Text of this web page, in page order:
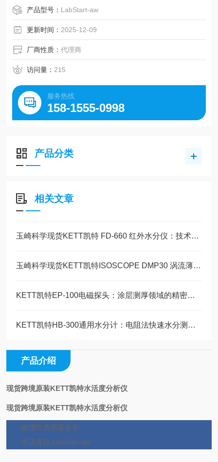
产品型号： LabStart-aw
更新时间： 2025-12-09
厂商性质：代理商
访问量： 215
服务热线
158-1555-0998
产品分类
相关文章
玉崎科学现货KETT凯特 FD-660 红外水分仪：技术文献与综合应用指南
玉崎科学现货KETT凯特ISOSCOPE DMP30 涡流薄膜厚度计产品介绍
KETT凯特EP-100电磁探头：涂层测厚领域的精密感知核心
KETT凯特HB-300通用水分计：电阻法快速水分测定的全能选手
产品介绍
现货跨境原装KETT凯特水活度分析仪
现货跨境原装KETT凯特水活度分析仪
物理性质测量设备
水活度仪 LabStart-aw